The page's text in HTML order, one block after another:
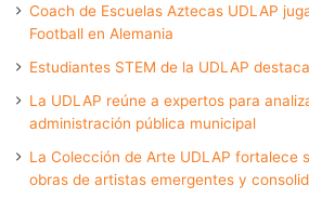
Coach de Escuelas Aztecas UDLAP
Football en Alemania
Estudiantes STEM de la UDLAP
La UDLAP reúne a expertos para
administración pública municipal
La Colección de Arte UDLAP fortalece
obras de artistas emergentes y